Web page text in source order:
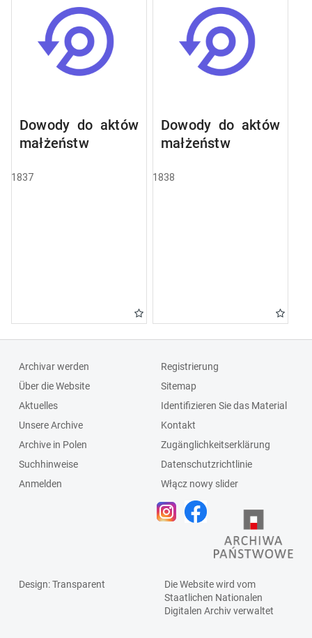
Dowody do aktów
małżeństw
1837
Dowody do aktów
małżeństw
1838
Archivar werden
Über die Website
Aktuelles
Unsere Archive
Archive in Polen
Suchhinweise
Anmelden
Registrierung
Sitemap
Identifizieren Sie das Material
Kontakt
Zugänglichkeitserklärung
Datenschutzrichtlinie
Włącz nowy slider
Design: Transparent
Die Website wird vom
Staatlichen Nationalen
Digitalen Archivverwaltet